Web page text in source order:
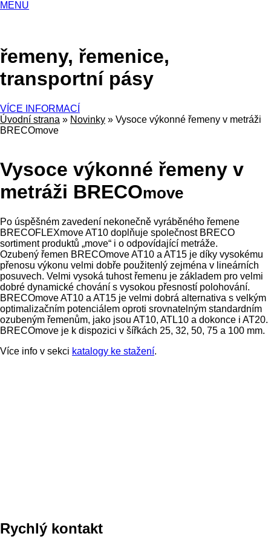
MENU
řemeny, řemenice,
transportní pásy
VÍCE INFORMACÍ
Úvodní strana » Novinky » Vysoce výkonné řemeny v metráži
BRECOmove
Vysoce výkonné řemeny v
metráži BRECOmove
Po úspěšném zavedení nekonečně vyráběného řemene
BRECOFLEXmove AT10 doplňuje společnost BRECO
sortiment produktů „move“ i o odpovídající metráže.
Ozubený řemen BRECOmove AT10 a AT15 je díky vysokému
přenosu výkonu velmi dobře použitenlý zejména v lineárních
posuvech. Velmi vysoká tuhost řemenu je základem pro velmi
dobré dynamické chování s vysokou přesností polohování.
BRECOmove AT10 a AT15 je velmi dobrá alternativa s velkým
optimalizačním potenciálem oproti srovnatelným standardním
ozubeným řemenům, jako jsou AT10, ATL10 a dokonce i AT20.
BRECOmove je k dispozici v šířkách 25, 32, 50, 75 a 100 mm.
Více info v sekci katalogy ke stažení.
Rychlý kontakt